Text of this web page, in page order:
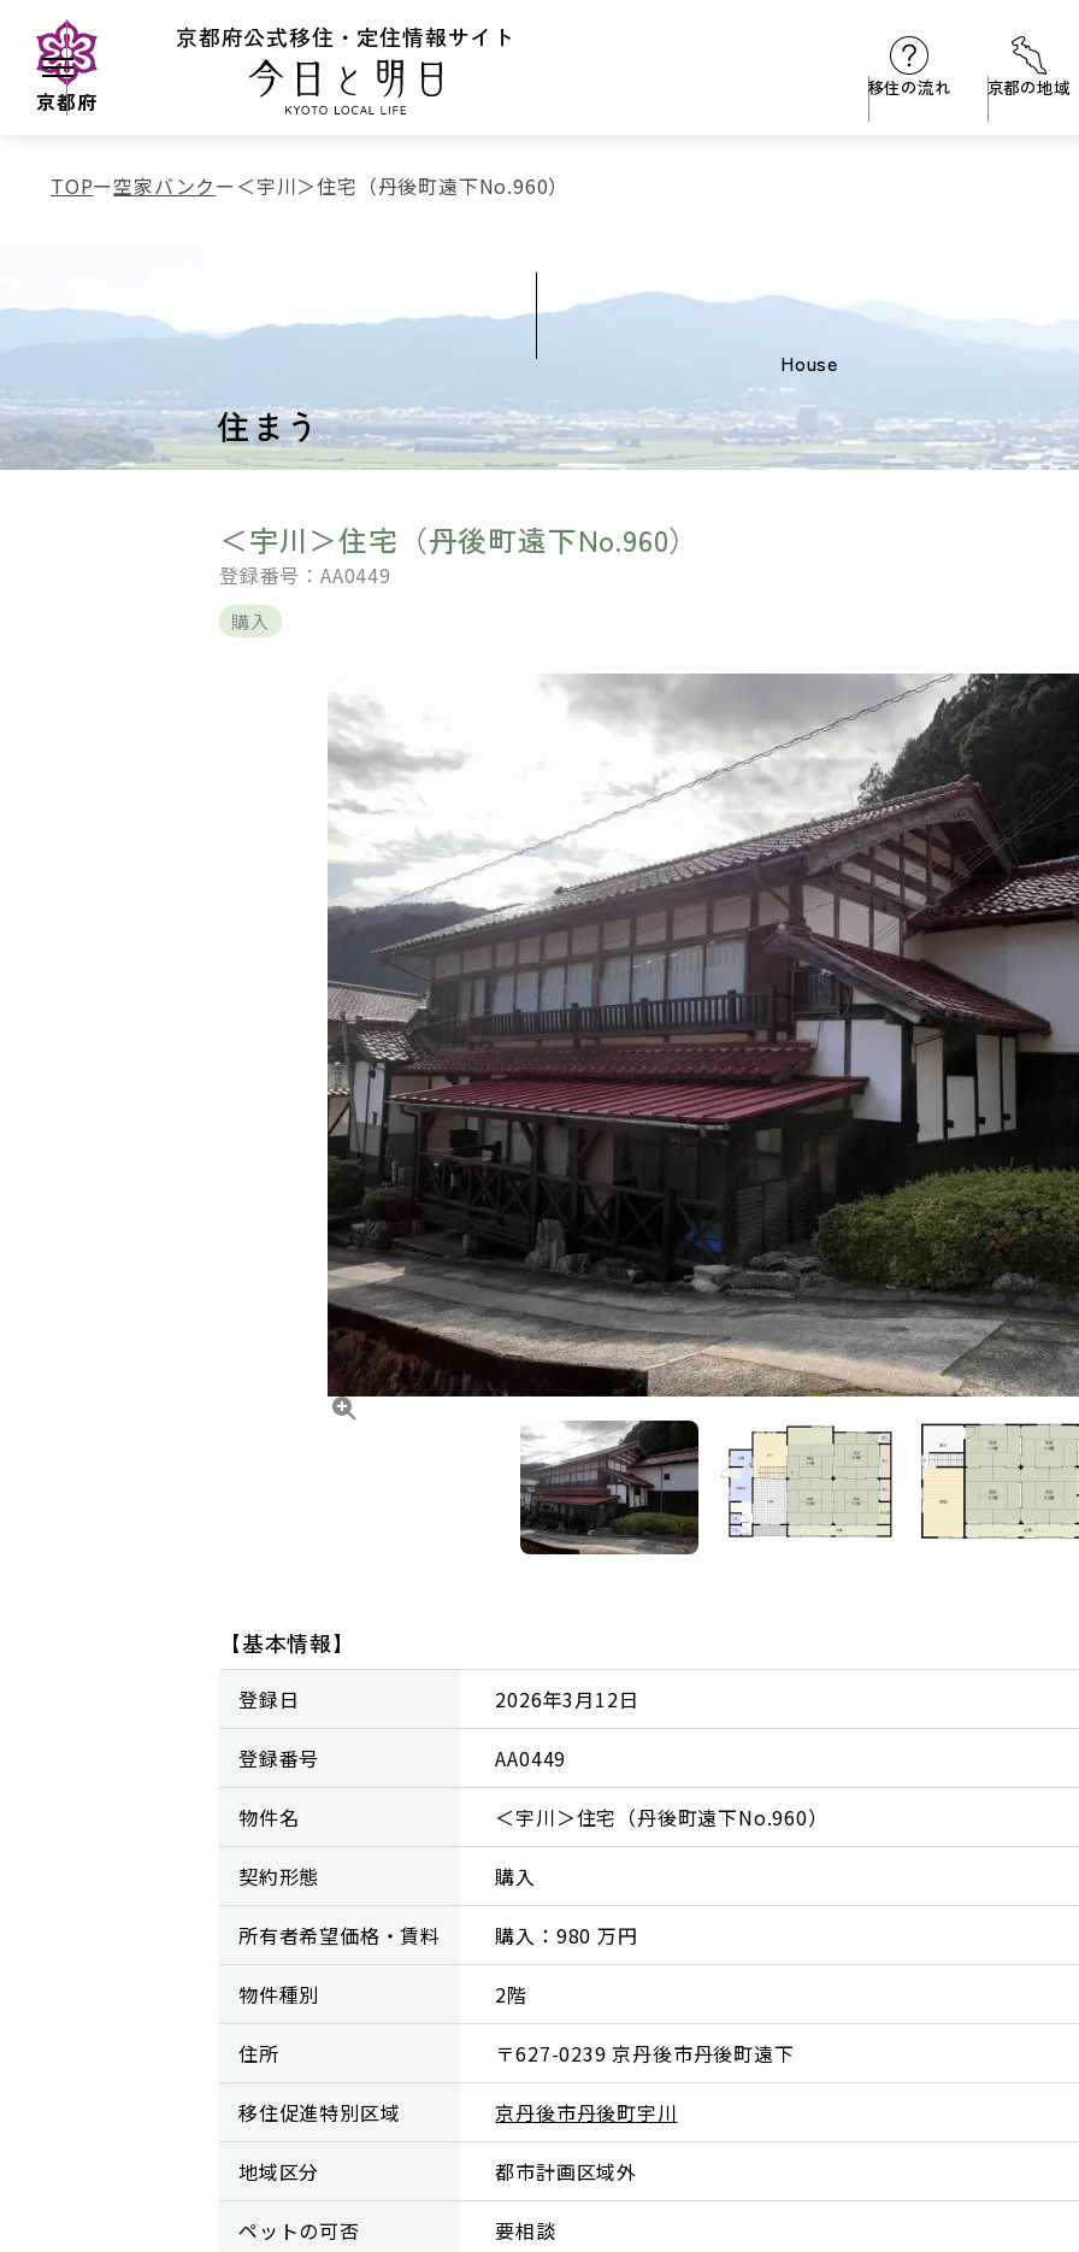
京都府公式移住・定住情報サイト
京都府
移住の流れ 京都の地域
TOP 空家バンク ＜宇川＞住宅（丹後町遠下No.960）
house
住まう
＜宇川＞住宅（丹後町遠下No.960）
登録番号：AA0449
購入
【基本情報】
登録日 2026年3月12日
登録番号 AA0449
物件名 ＜宇川＞住宅（丹後町遠下No.960）
契約形態 購入
所有者希望価格・賃料 購入：980 万円
物件種別 2階
住所 〒627-0239 京丹後市丹後町遠下
移住促進特別区域 京丹後市丹後町宇川
地域区分 都市計画区域外
ペットの可否 要相談